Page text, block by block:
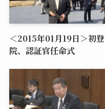
＜2015年01月19日＞初登
院、認証官任命式